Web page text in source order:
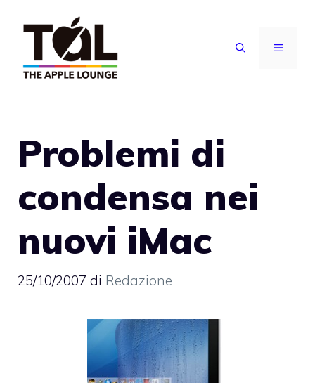
contenuto
MENU
Problemi di
condensa nei
nuovi iMac
25/10/2007 di Redazione